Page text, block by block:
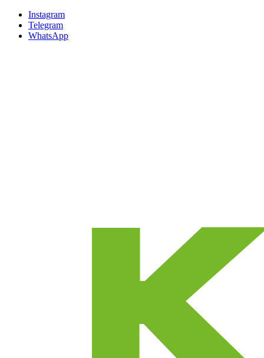
Instagram
Telegram
WhatsApp